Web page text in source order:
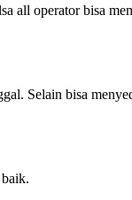
all operator bisa
Selain bisa